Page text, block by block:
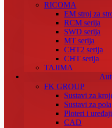
RICOMA
EM stroj za
RCM serija
SWD serija
MT serija
CHT2 serija
CHT serija
TAJIMA
FK GROUP
Sustavi za
Sustavi za
Ploteri i
CAD